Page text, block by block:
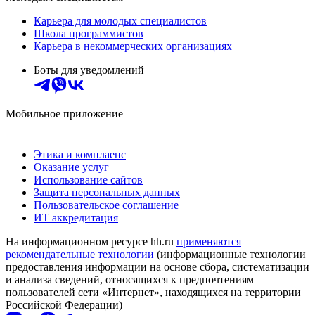
Карьера для молодых специалистов
Школа программистов
Карьера в некоммерческих организациях
Боты для уведомлений
Мобильное приложение
Этика и комплаенс
Оказание услуг
Использование сайтов
Защита персональных данных
Пользовательское соглашение
ИТ аккредитация
На информационном ресурсе hh.ru применяются
рекомендательные технологии (информационные технологии
предоставления информации на основе сбора, систематизации
и анализа сведений, относящихся к предпочтениям
пользователей сети «Интернет», находящихся на территории
Российской Федерации)